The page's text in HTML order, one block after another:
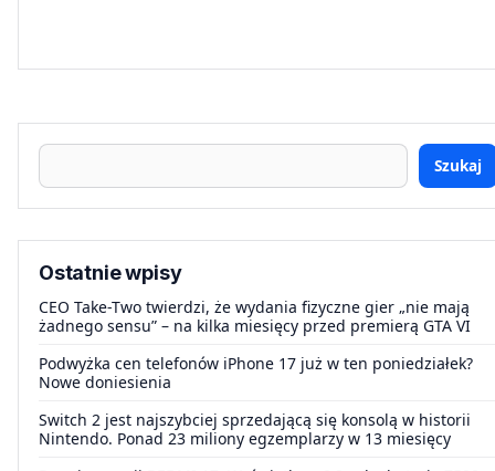
Szukaj
Ostatnie wpisy
CEO Take-Two twierdzi, że wydania fizyczne gier „nie mają
żadnego sensu” – na kilka miesięcy przed premierą GTA VI
Podwyżka cen telefonów iPhone 17 już w ten poniedziałek?
Nowe doniesienia
Switch 2 jest najszybciej sprzedającą się konsolą w historii
Nintendo. Ponad 23 miliony egzemplarzy w 13 miesięcy